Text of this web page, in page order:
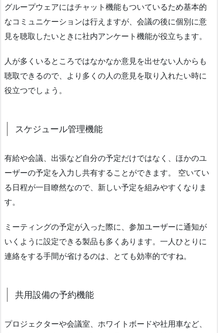
グループウェアにはチャット機能もついているため基本的
なコミュニケーションは行えますが、会議の後に個別に意
見を聴取したいときに社内アンケート機能が役立ちます。
人が多くいるところではなかなか意見を出せない人からも
聴取できるので、より多くの人の意見を取り入れたい時に
役立つでしょう。
スケジュール管理機能
有給や会議、出張など自分の予定だけではなく、ほかのユ
ーザーの予定を入力し共有することができます。 空いてい
る日程が一目瞭然なので、新しい予定を組みやすくなりま
す。
ミーティングの予定が入った際に、参加ユーザーに通知が
いくように設定できる製品も多くあります。一人ひとりに
連絡をする手間が省けるのは、とても効率的ですね。
共用設備の予約機能
プロジェクターや会議室、ホワイトボードや社用車など、